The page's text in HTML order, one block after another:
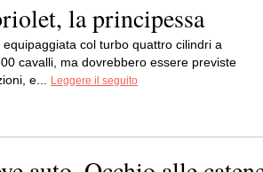
la principessa
equipaggiata col turbo quattro cilindri a
cavalli, ma dovrebbero essere previste
e... Leggere il seguito